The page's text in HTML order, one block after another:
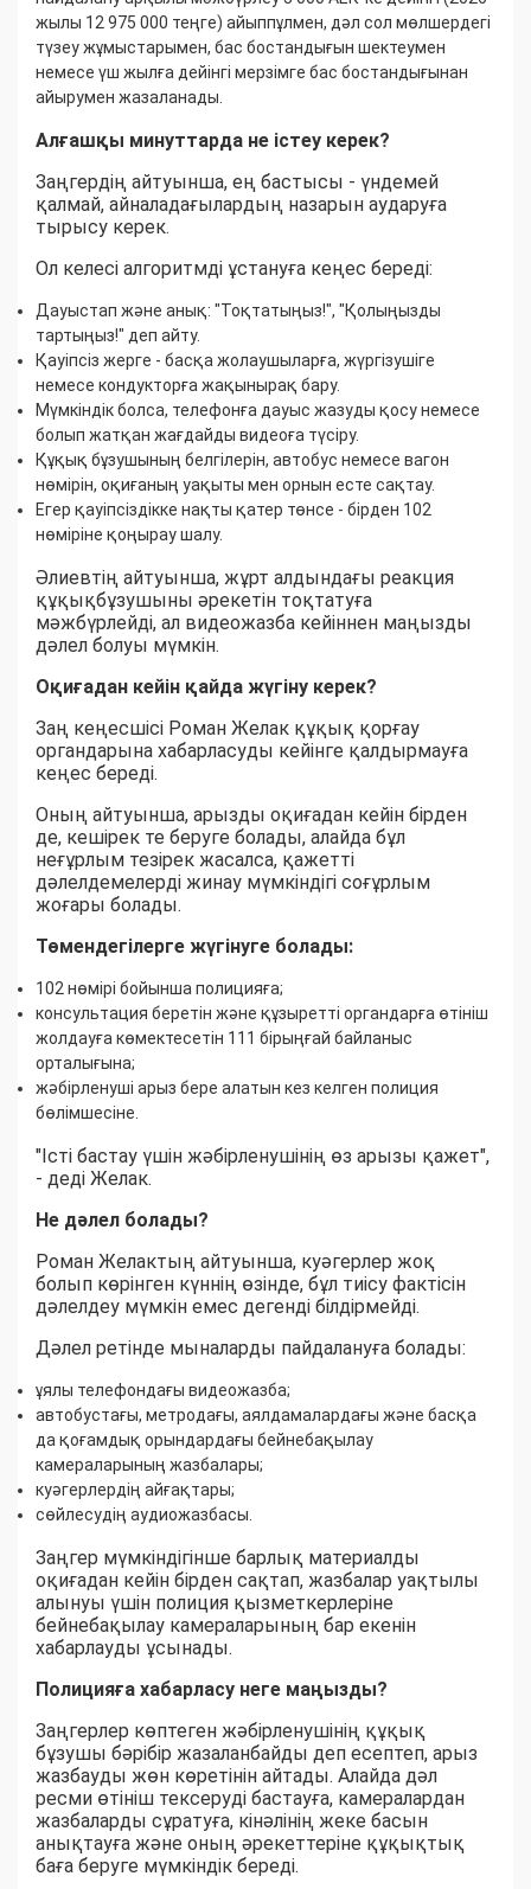
жылы 12 975 000 теңге) айыппұлмен, дәл сол мөлшердегі
түзеу жұмыстарымен, бас бостандығын шектеумен
немесе үш жылға дейінгі мерзімге бас бостандығынан
айырумен жазаланады.
Алғашқы минуттарда не істеу керек?
Заңгердің айтуынша, ең бастысы - үндемей
қалмай, айналадағылардың назарын аударуға
тырысу керек.
Ол келесі алгоритмді ұстануға кеңес береді:
Дауыстап және анық: "Тоқтатыңыз!", "Қолыңызды
тартыңыз!" деп айту.
Қауіпсіз жерге - басқа жолаушыларға, жүргізушіге
немесе кондукторға жақынырақ бару.
Мүмкіндік болса, телефонға дауыс жазуды қосу немесе
болып жатқан жағдайды видеоға түсіру.
Құқық бұзушының белгілерін, автобус немесе вагон
нөмірін, оқиғаның уақыты мен орнын есте сақтау.
Егер қауіпсіздікке нақты қатер төнсе - бірден 102
нөміріне қоңырау шалу.
Әлиевтің айтуынша, жұрт алдындағы реакция
құқықбұзушыны әрекетін тоқтатуға
мәжбүрлейді, ал видеожазба кейіннен маңызды
дәлел болуы мүмкін.
Оқиғадан кейін қайда жүгіну керек?
Заң кеңесшісі Роман Желак құқық қорғау
органдарына хабарласуды кейінге қалдырмауға
кеңес береді.
Оның айтуынша, арызды оқиғадан кейін бірден
де, кешірек те беруге болады, алайда бұл
неғұрлым тезірек жасалса, қажетті
дәлелдемелерді жинау мүмкіндігі соғұрлым
жоғары болады.
Төмендегілерге жүгінуге болады:
102 нөмірі бойынша полицияға;
консультация беретін және құзыретті органдарға өтініш
жолдауға көмектесетін 111 бірыңғай байланыс
орталығына;
жәбірленуші арыз бере алатын кез келген полиция
бөлімшесіне.
"Істі бастау үшін жәбірленушінің өз арызы қажет",
- деді Желак.
Не дәлел болады?
Роман Желактың айтуынша, куәгерлер жоқ
болып көрінген күннің өзінде, бұл тиісу фактісін
дәлелдеу мүмкін емес дегенді білдірмейді.
Дәлел ретінде мыналарды пайдалануға болады:
ұялы телефондағы видеожазба;
автобустағы, метродағы, аялдамалардағы және басқа
да қоғамдық орындардағы бейнебақылау
камераларының жазбалары;
куәгерлердің айғақтары;
сөйлесудің аудиожазбасы.
Заңгер мүмкіндігінше барлық материалды
оқиғадан кейін бірден сақтап, жазбалар уақтылы
алынуы үшін полиция қызметкерлеріне
бейнебақылау камераларының бар екенін
хабарлауды ұсынады.
Полицияға хабарласу неге маңызды?
Заңгерлер көптеген жәбірленушінің құқық
бұзушы бәрібір жазаланбайды деп есептеп, арыз
жазбауды жөн көретінін айтады. Алайда дәл
ресми өтініш тексеруді бастауға, камералардан
жазбаларды сұратуға, кінәлінің жеке басын
анықтауға және оның әрекеттеріне құқықтық
баға беруге мүмкіндік береді.